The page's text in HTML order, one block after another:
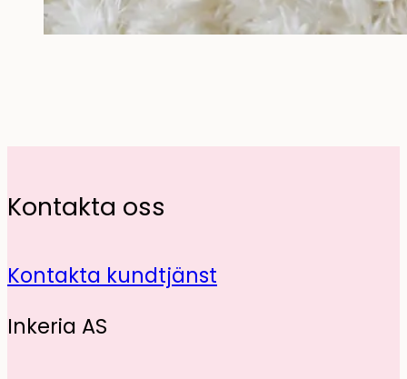
Kontakta oss
Kontakta kundtjänst
Inkeria AS